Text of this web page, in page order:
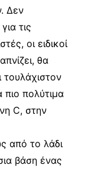
Δεν
τις
οι ειδικοί
θα
τουλάχιστον
πιο πολύτιμα
C, στην
από το λάδι
βάση ένας